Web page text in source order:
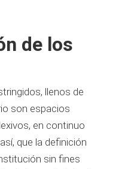
de los
llenos de
son espacios
en continuo
que la definición
sin fines